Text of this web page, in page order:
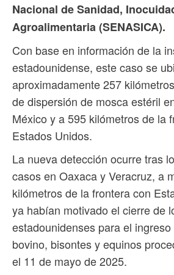
Nacional de Sanidad,
Agroalimentaria (SENASICA).
Con base en información de la
estadounidense, este caso se
aproximadamente 257
de dispersión de mosca estéril
México y a 595 kilómetros de la
Estados Unidos.
La nueva detección ocurre tras
casos en Oaxaca y Veracruz, a
kilómetros de la frontera con
ya habían motivado el cierre de
estadounidenses para el
bovino, bisontes y equinos
el 11 de mayo de 2025.